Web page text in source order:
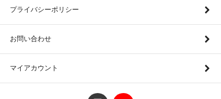
プライバシーポリシー
お問い合わせ
マイアカウント